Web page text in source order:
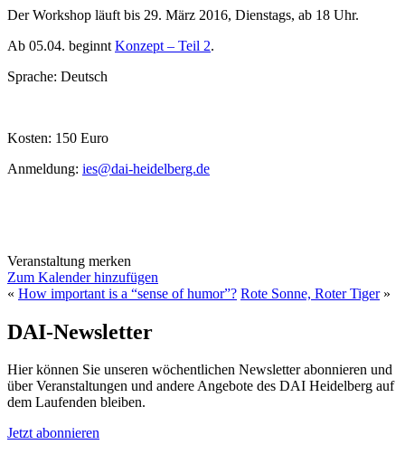
Der Workshop läuft bis 29. März 2016, Dienstags, ab 18 Uhr.
Ab 05.04. beginnt Konzept – Teil 2.
Sprache: Deutsch
Kosten: 150 Euro
Anmeldung: ies@dai-heidelberg.de
Veranstaltung merken
Zum Kalender hinzufügen
« How important is a “sense of humor”? Rote Sonne, Roter Tiger»
DAI-Newsletter
Hier können Sie unseren wöchentlichen Newsletter abonnieren und
über Veranstaltungen und andere Angebote des DAI Heidelberg auf
dem Laufenden bleiben.
Jetzt abonnieren